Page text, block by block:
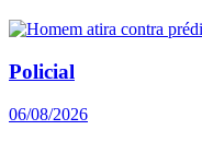
Policial
06/08/2026